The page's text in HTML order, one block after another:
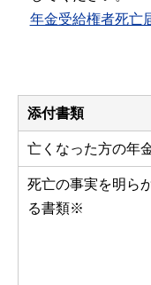
年金受給権者死亡
添付書類
亡くなった方の年
死亡の事実を明ら
る書類※